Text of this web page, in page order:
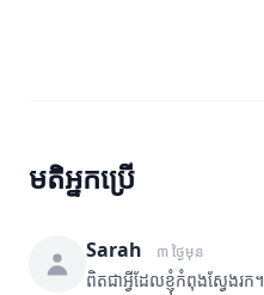
មតិអ្នកប្រើ
Sarah ៣ ថ្ងៃមុន
ពិតជាអ្វីដែលខ្ញុំកំពុងស្វែងរក។